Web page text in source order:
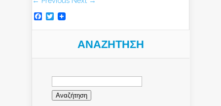
Facebook
Twitter
ΑΝΑΖΉΤΗΣΗ
Αναζήτηση